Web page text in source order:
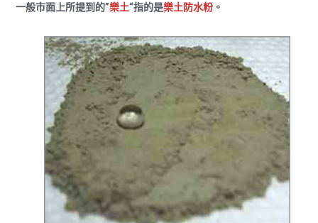
一般市面上所提到的”樂土“指的是樂土防水粉。